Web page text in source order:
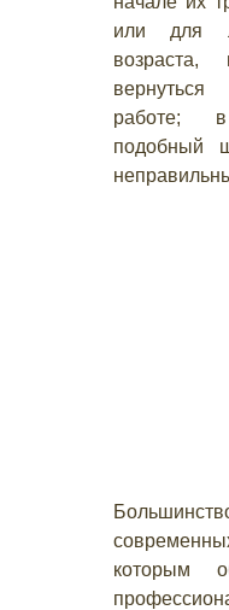
или для
работе;
подобный
которым